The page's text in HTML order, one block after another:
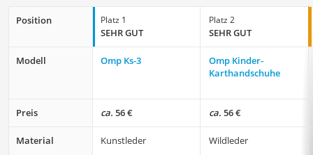
Position Platz 1
SEHR GUT
Platz 2
SEHR GUT
Modell Omp Ks-3
Omp Kinder-
Karthandschuhe
Preis ca. 56 € ca. 56 €
Material Kunstleder Wildleder